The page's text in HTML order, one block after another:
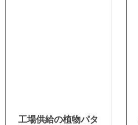
工場供給の植物パタ